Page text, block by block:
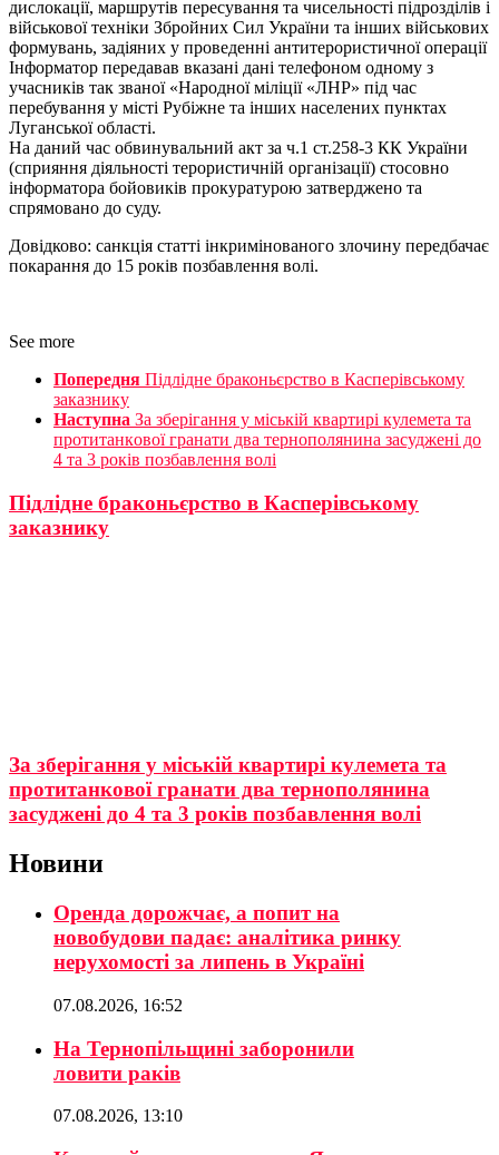
дислокації, маршрутів пересування та чисельності підрозділів і
військової техніки Збройних Сил України та інших військових
формувань, задіяних у проведенні антитерористичної операції
Інформатор передавав вказані дані телефоном одному з
учасників так званої «Народної міліції «ЛНР» під час
перебування у місті Рубіжне та інших населених пунктах
Луганської області.
На даний час обвинувальний акт за ч.1 ст.258-3 КК України
(сприяння діяльності терористичній організації) стосовно
інформатора бойовиків прокуратурою затверджено та
спрямовано до суду.
Довідково: санкція статті інкримінованого злочину передбачає
покарання до 15 років позбавлення волі.
See more
Попередня Підлідне браконьєрство в Касперівському
заказнику
Наступна За зберігання у міській квартирі кулемета та
протитанкoвої гранати два тернополянина засуджені до
4 та 3 років позбавлення волі
Підлідне браконьєрство в Касперівському
заказнику
За зберігання у міській квартирі кулемета та
протитанкoвої гранати два тернополянина
засуджені до 4 та 3 років позбавлення волі
Новини
Оренда дорожчає, а попит на
новобудови падає: аналітика ринку
нерухомості за липень в Україні
07.08.2026, 16:52
На Тернопільщині заборонили
ловити раків
07.08.2026, 13:10